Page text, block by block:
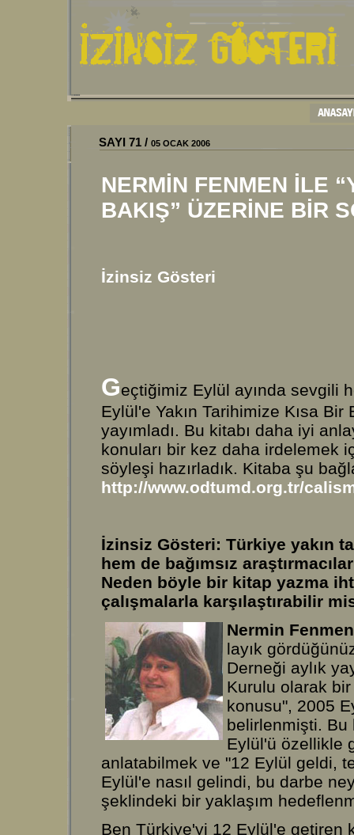
SAYI 71 / 05 OCAK 2006
NERMİN FENMEN İLE
BAKIŞ” ÜZERİNE BİR
İzinsiz Gösteri
Geçtiğimiz Eylül ayında sevgili
Eylül'e Yakın Tarihimize Kısa Bir
yayımladı. Bu kitabı daha iyi
konuları bir kez daha irdelemek
söyleşi hazırladık. Kitaba şu
http://www.odtumd.org.tr/
İzinsiz Gösteri: Türkiye yakın
hem de bağımsız
Neden böyle bir kitap yazma
çalışmalarla karşılaştırabilir
Nermin
layık
Derneği aylık
Kurulu olarak
konusu", 2005
belirlenmişti. Bu
Eylül'ü özellikle
anlatabilmek ve "12 Eylül geldi,
Eylül'e nasıl gelindi, bu darbe
şeklindeki bir yaklaşım
Ben Türkiye'yi 12 Eylül'e getiren